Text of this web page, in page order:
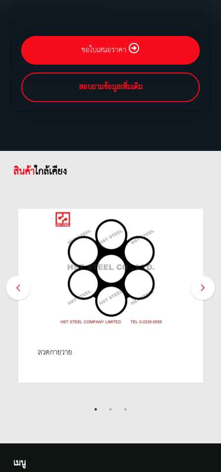
ขอใบเสนอราคา
สอบถามข้อมูลเพิ่มเติม
สินค้าใกล้เคียง
ลวดกายวาย
เมนู